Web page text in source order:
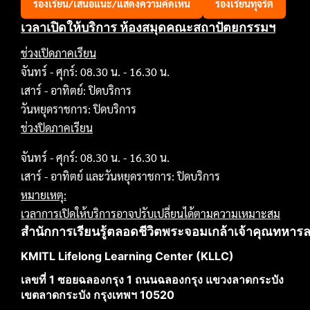
ร้องเรียน/เสนอแนะ/แสดงความคิดเห็น ร้องเรียนทุจริต
เวลาเปิดให้บริการ ห้องสมุดคณะสถาปัตยกรรมฯ
ช่วงเปิดภาคเรียน
จันทร์ - ศุกร์: 08.30 น. - 16.30 น.
เสาร์ - อาทิตย์: ปิดบริการ
วันหยุดราชการ: ปิดบริการ
ช่วงปิดภาคเรียน
จันทร์ - ศุกร์: 08.30 น. - 16.30 น.
เสาร์ - อาทิตย์ และวันหยุดราชการ: ปิดบริการ
หมายเหตุ:
เวลาการเปิดให้บริการอาจปรับเปลี่ยนได้ตามความเหมาะสม
สำนักการเรียนรู้ตลอดชีวิตพระจอมเกล้าเจ้าคุณทหาร
KMITL Lifelong Learning Center (KLLC)
เลขที่ 1 ซอยฉลองกรุง 1 ถนนฉลองกรุง แขวงลาดกระบัง
เขตลาดกระบัง กรุงเทพฯ 10520